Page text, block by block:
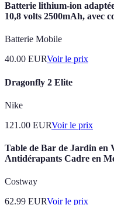
Batterie lithium-ion
10,8 volts 2500mAh, avec
Batterie Mobile
40.00 EURVoir le prix
Dragonfly 2 Elite
Nike
121.00 EURVoir le prix
Table de Bar de Jardin en
Antidérapants Cadre en
Costway
62.99 EURVoir le prix